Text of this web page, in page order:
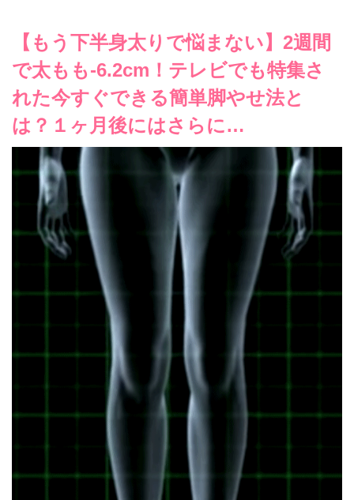
【もう下半身太りで悩まない】2週間
で太もも-6.2cm！テレビでも特集さ
れた今すぐできる簡単脚やせ法と
は？１ヶ月後にはさらに…